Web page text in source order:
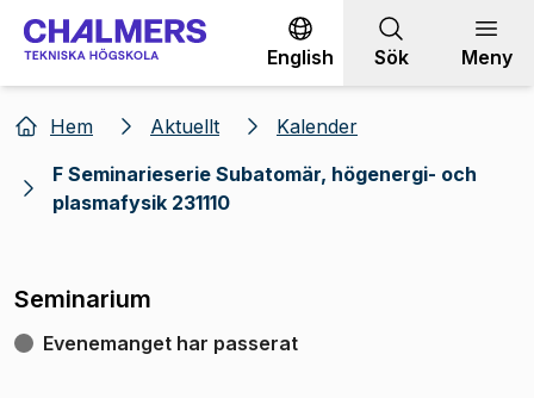
Gå till innehållet
English Sök Meny
Hem Aktuellt
Kalender
F Seminarieserie Subatomär, högenergi- och
plasmafysik 231110
Seminarium
Evenemanget har passerat